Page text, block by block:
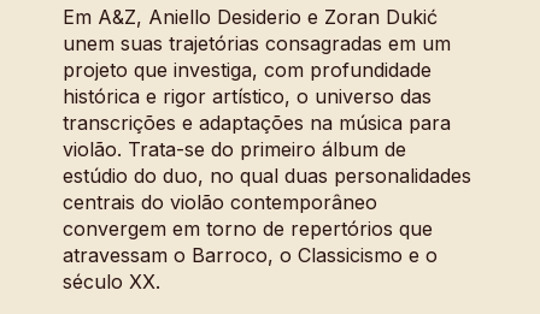
Em A&Z, Aniello Desiderio e Zoran Dukić
unem suas trajetórias consagradas em um
projeto que investiga, com profundidade
histórica e rigor artístico, o universo das
transcrições e adaptações na música para
violão. Trata-se do primeiro álbum de
estúdio do duo, no qual duas personalidades
centrais do violão contemporâneo
convergem em torno de repertórios que
atravessam o Barroco, o Classicismo e o
século XX.